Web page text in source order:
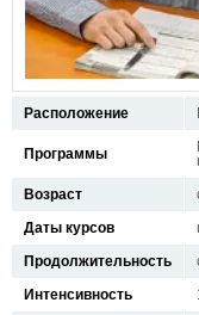
Расположение
Программы
Возраст
Даты курсов
Продолжительность
Интенсивность